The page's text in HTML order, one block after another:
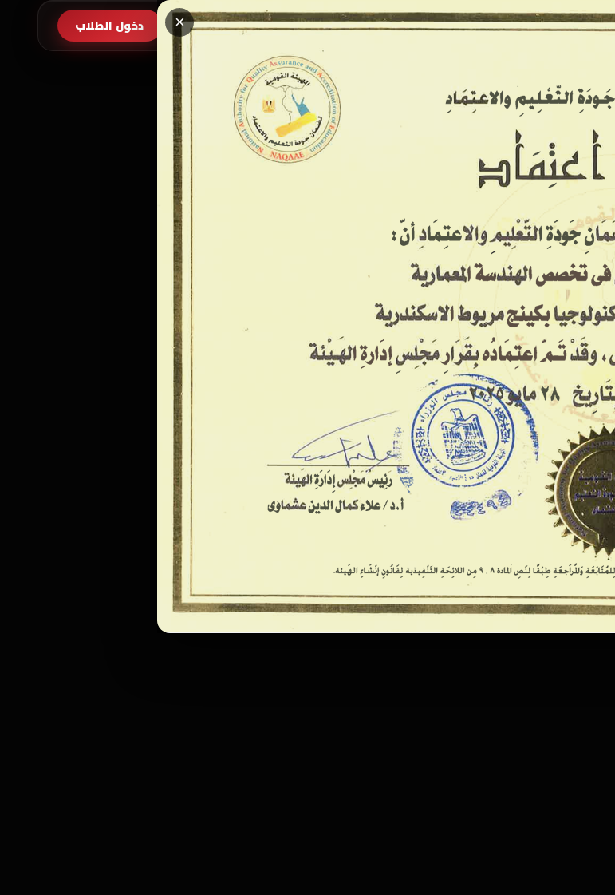
× معرض الصور الخدمات تواصل معنا طلب الالتحاق EN دخول الطلاب